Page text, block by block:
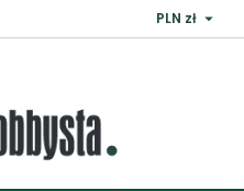
PLN zł 
×
musisz się